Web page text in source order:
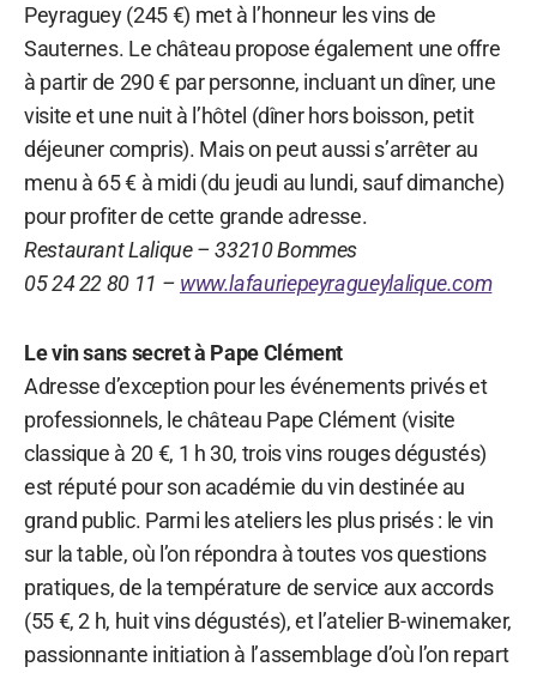
Peyraguey (245 €) met à l’honneur les vins de
Sauternes. Le château propose également une offre
à partir de 290 € par personne, incluant un dîner, une
visite et une nuit à l’hôtel (dîner hors boisson, petit
déjeuner compris). Mais on peut aussi s’arrêter au
menu à 65 € à midi (du jeudi au lundi, sauf dimanche)
pour profiter de cette grande adresse.
Restaurant Lalique – 33210 Bommes
05 24 22 80 11 – www.lafauriepeyragueylalique.com
Le vin sans secret à Pape Clément
Adresse d’exception pour les événements privés et
professionnels, le château Pape Clément (visite
classique à 20 €, 1 h 30, trois vins rouges dégustés)
est réputé pour son académie du vin destinée au
grand public. Parmi les ateliers les plus prisés : le vin
sur la table, où l’on répondra à toutes vos questions
pratiques, de la température de service aux accords
(55 €, 2 h, huit vins dégustés), et l’atelier B-winemaker,
passionnante initiation à l’assemblage d’où l’on repart